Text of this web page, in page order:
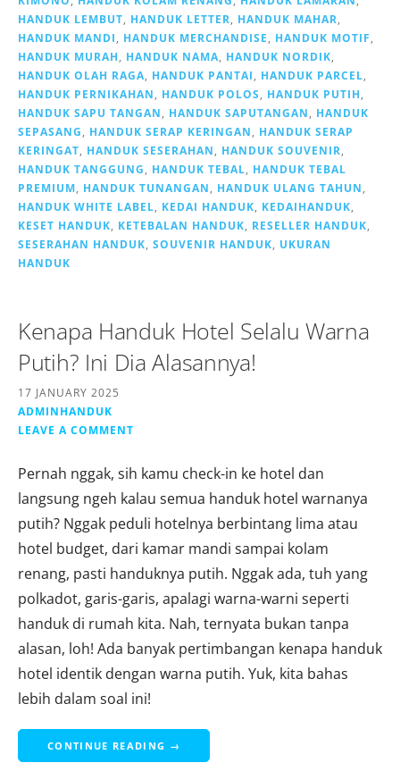
HANDUK LEMBUT, HANDUK LETTER, HANDUK MAHAR,
HANDUK MANDI, HANDUK MERCHANDISE, HANDUK MOTIF,
HANDUK MURAH, HANDUK NAMA, HANDUK NORDIK,
HANDUK OLAH RAGA, HANDUK PANTAI, HANDUK PARCEL,
HANDUK PERNIKAHAN, HANDUK POLOS, HANDUK PUTIH,
HANDUK SAPU TANGAN, HANDUK SAPUTANGAN, HANDUK
SEPASANG, HANDUK SERAP KERINGAN, HANDUK SERAP
KERINGAT, HANDUK SESERAHAN, HANDUK SOUVENIR,
HANDUK TANGGUNG, HANDUK TEBAL, HANDUK TEBAL
PREMIUM, HANDUK TUNANGAN, HANDUK ULANG TAHUN,
HANDUK WHITE LABEL, KEDAI HANDUK, KEDAIHANDUK,
KESET HANDUK, KETEBALAN HANDUK, RESELLER HANDUK,
SESERAHAN HANDUK, SOUVENIR HANDUK, UKURAN
HANDUK
Kenapa Handuk Hotel Selalu Warna
Putih? Ini Dia Alasannya!
17 JANUARY 2025
ADMINHANDUK
LEAVE A COMMENT
Pernah nggak, sih kamu check-in ke hotel dan
langsung ngeh kalau semua handuk hotel warnanya
putih? Nggak peduli hotelnya berbintang lima atau
hotel budget, dari kamar mandi sampai kolam
renang, pasti handuknya putih. Nggak ada, tuh yang
polkadot, garis-garis, apalagi warna-warni seperti
handuk di rumah kita. Nah, ternyata bukan tanpa
alasan, loh! Ada banyak pertimbangan kenapa handuk
hotel identik dengan warna putih. Yuk, kita bahas
lebih dalam soal ini!
CONTINUE READING →